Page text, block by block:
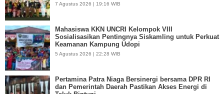
7 Agustus 2026 | 19:16 WIB
Mahasiswa KKN UNCRI Kelompok VIII
Sosialisasikan Pentingnya Siskamling untuk Perkuat
Keamanan Kampung Udopi
5 Agustus 2026 | 22:28 WIB
Pertamina Patra Niaga Bersinergi bersama DPR RI
dan Pemerintah Daerah Pastikan Akses Energi di